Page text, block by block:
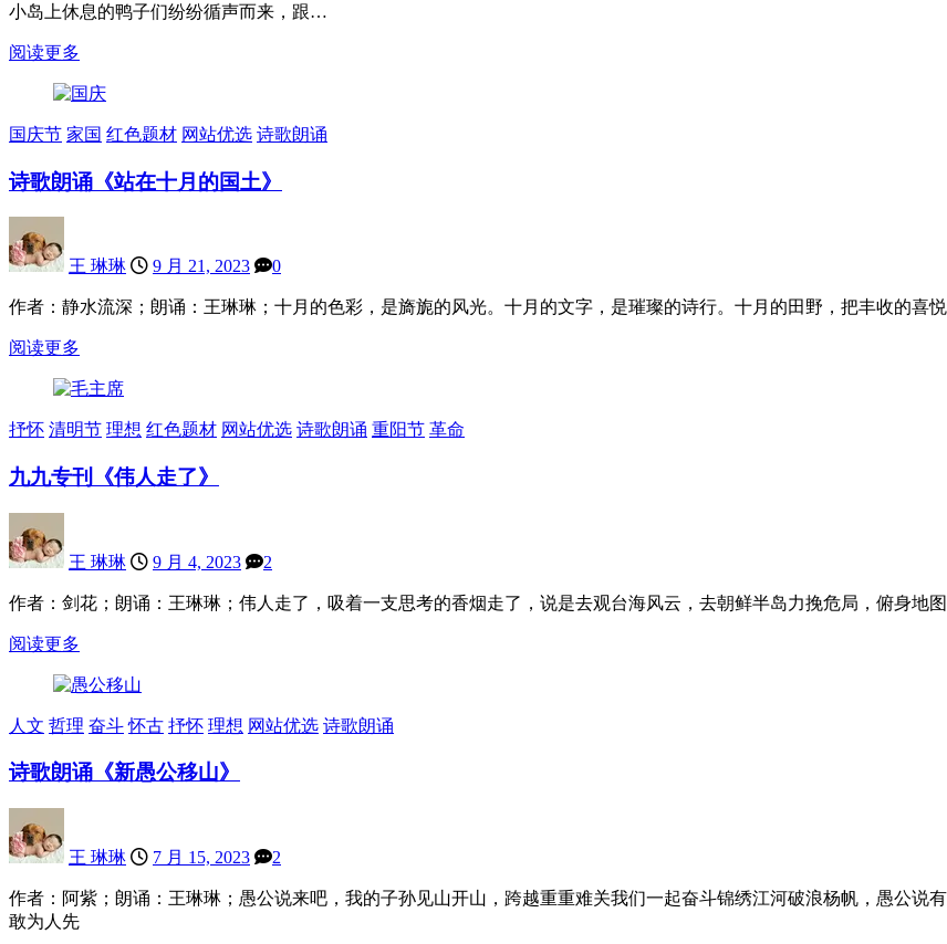
小岛上休息的鸭子们纷纷循声而来，跟…
阅读更多
国庆节 家国 红色题材 网站优选 诗歌朗诵
诗歌朗诵《站在十月的国土》
王 琳琳 9 月 21, 2023 0
作者：静水流深；朗诵：王琳琳；十月的色彩，是旖旎的风光。十月的文字，是璀璨的诗行。十月的田野，把丰收的喜
阅读更多
抒怀 清明节 理想 红色题材 网站优选 诗歌朗诵 重阳节 革命
九九专刊《伟人走了》
王 琳琳 9 月 4, 2023 2
作者：剑花；朗诵：王琳琳；伟人走了，吸着一支思考的香烟走了，说是去观台海风云，去朝鲜半岛力挽危局，俯身地
阅读更多
人文 哲理 奋斗 怀古 抒怀 理想 网站优选 诗歌朗诵
诗歌朗诵《新愚公移山》
王 琳琳 7 月 15, 2023 2
作者：阿紫；朗诵：王琳琳；愚公说来吧，我的子孙见山开山，跨越重重难关我们一起奋斗锦绣江河破浪杨帆，愚公说
敢为人先